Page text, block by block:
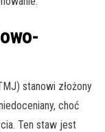
stanowi złożony
choć
Ten staw jest